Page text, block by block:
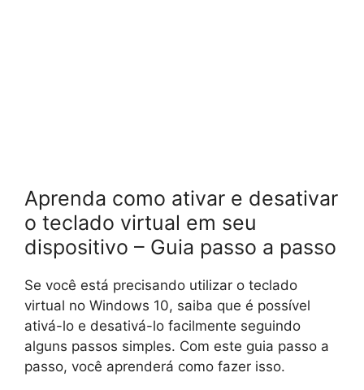
Aprenda como ativar e desativar
o teclado virtual em seu
dispositivo – Guia passo a passo
Se você está precisando utilizar o teclado
virtual no Windows 10, saiba que é possível
ativá-lo e desativá-lo facilmente seguindo
alguns passos simples. Com este guia passo a
passo, você aprenderá como fazer isso.